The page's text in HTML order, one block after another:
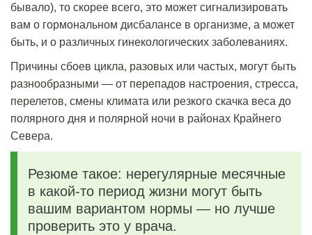
бывало), то скорее всего, это может сигнализировать
вам о гормональном дисбалансе в организме, а может
быть, и о различных гинекологических заболеваниях.
Причины сбоев цикла, разовых или частых, могут быть
разнообразными — от перепадов настроения, стресса,
перелетов, смены климата или резкого скачка веса до
полярного дня и полярной ночи в районах Крайнего
Севера.
Резюме такое: нерегулярные месячные
в какой-то период жизни могут быть
вашим вариантом нормы — но лучше
проверить это у врача.